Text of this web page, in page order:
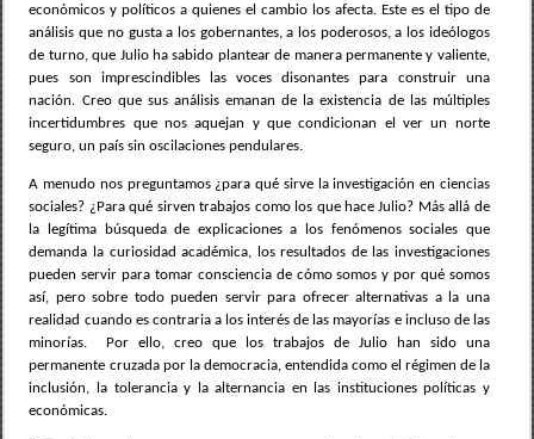
económicos y políticos a quienes el cambio los afecta. Este es el tipo de
análisis que no gusta a los gobernantes, a los poderosos, a los ideólogos
de turno, que Julio ha sabido plantear de manera permanente y valiente,
pues son imprescindibles las voces disonantes para construir una
nación. Creo que sus análisis emanan de la existencia de las múltiples
incertidumbres que nos aquejan y que condicionan el ver un norte
seguro, un país sin oscilaciones pendulares.
A menudo nos preguntamos ¿para qué sirve la investigación en ciencias
sociales? ¿Para qué sirven trabajos como los que hace Julio? Más allá de
la legítima búsqueda de explicaciones a los fenómenos sociales que
demanda la curiosidad académica, los resultados de las investigaciones
pueden servir para tomar consciencia de cómo somos y por qué somos
así, pero sobre todo pueden servir para ofrecer alternativas a la una
realidad cuando es contraria a los interés de las mayorías e incluso de las
minorías.
Por ello, creo que los trabajos de Julio han sido una
permanente cruzada por la democracia, entendida como el régimen de la
inclusión, la tolerancia y la alternancia en las instituciones políticas y
económicas.